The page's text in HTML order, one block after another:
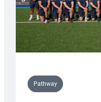
Pathway